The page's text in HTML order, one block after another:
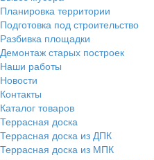
Планировка территории
Подготовка под строительство
Разбивка площадки
Демонтаж старых построек
Наши работы
Новости
Контакты
Каталог товаров
Террасная доска
Террасная доска из ДПК
Террасная доска из МПК